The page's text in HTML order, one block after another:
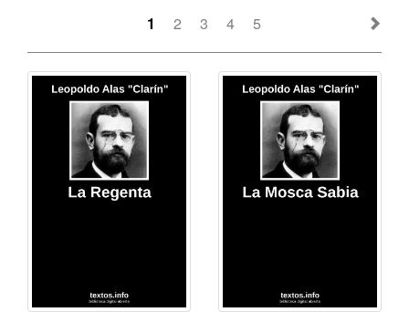
1 2 3 4 5